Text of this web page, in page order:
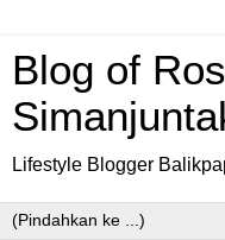
Blog of
Lifestyle Blogger